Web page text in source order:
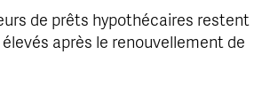
de prêts hypothécaires restent
après le renouvellement de